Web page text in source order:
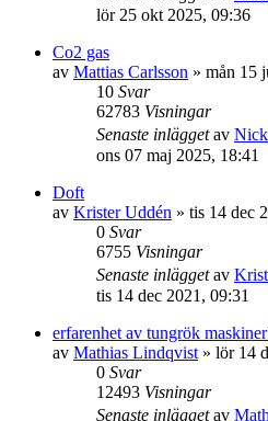
lör 25 okt 2025, 09:36
Co2 gas
av Mattias Carlsson » mån 15
10 Svar
62783 Visningar
Senaste inläggetav
ons 07 maj 2025, 18:41
Doft
av Krister Uddén » tis 14 dec
0 Svar
6755 Visningar
Senaste inläggetav
tis 14 dec 2021, 09:31
erfarenhet av tungrök
av Mathias Lindqvist » lör 14
0 Svar
12493 Visningar
Senaste inläggetav